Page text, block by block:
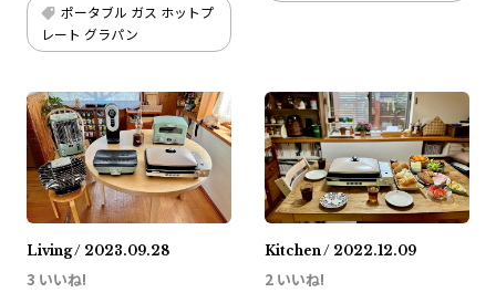
ポータブル ガス ホットプ
レート グラパン
Living / 2023.09.28
3 いいね!
Kitchen / 2022.12.09
2 いいね!